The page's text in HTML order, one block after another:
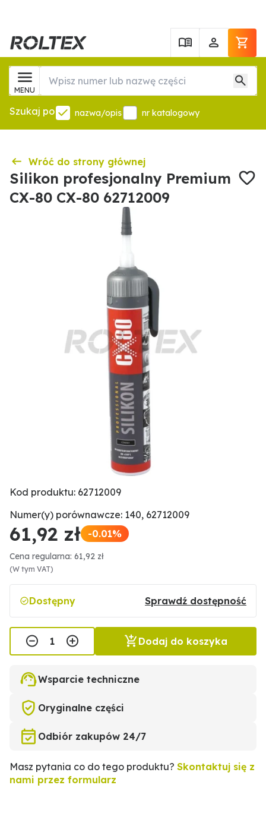
MENU
Szukaj po nazwa/opis nr katalogowy
Wróć do strony głównej
Silikon profesjonalny Premium
CX-80 CX-80 62712009
Kod produktu: 62712009
Numer(y) porównawcze: 140, 62712009
61,92 zł -0.01%
Cena regularna: 61,92 zł
(W tym VAT)
Dostępny Sprawdź dostępność
Dodaj do koszyka
Wsparcie techniczne
Oryginalne części
Odbiór zakupów 24/7
Masz pytania co do tego produktu? Skontaktuj się z
nami przez formularz